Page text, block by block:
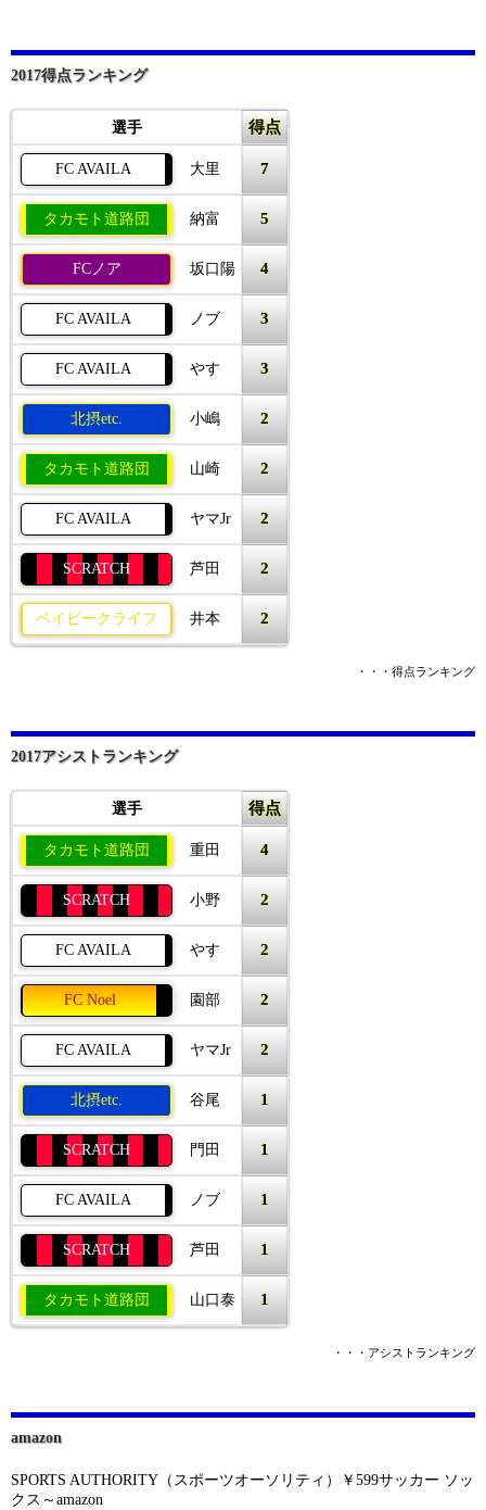
2017得点ランキング
選手 得点
FC AVAILA 大里 7
タカモト道路団 納富 5
FCノア 坂口陽 4
FC AVAILA ノブ 3
FC AVAILA やす 3
北摂etc. 小嶋 2
タカモト道路団 山崎 2
FC AVAILA ヤマJr 2
SCRATCH 芦田 2
ベイビークライフ 井本 2
・・・得点ランキング
2017アシストランキング
選手 得点
タカモト道路団 重田 4
SCRATCH 小野 2
FC AVAILA やす 2
FC Noel 園部 2
FC AVAILA ヤマJr 2
北摂etc. 谷尾 1
SCRATCH 門田 1
FC AVAILA ノブ 1
SCRATCH 芦田 1
タカモト道路団 山口泰 1
・・・アシストランキング
amazon
SPORTS AUTHORITY（スポーツオーソリティ）￥599サッカー ソッ
クス～amazon